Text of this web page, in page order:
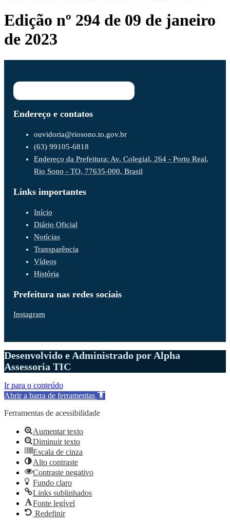
Edição nº 294 de 09 de janeiro
de 2023
Endereço e contatos
ouvidoria@riosono.to.gov.br
(63) 99105-6818
Endereço da Prefeitura: Av. Colegial, 264 - Porto Real,
Rio Sono - TO, 77635-000, Brasil
Links importantes
Início
Diário Oficial
Notícias
Transparência
Vídeos
História
Prefeitura nas redes sociais
Instagram
Desenvolvido e Administrado por Alpha
Assessoria TIC
Ir para o conteúdo
Abrir a barra de ferramentas
Ferramentas de acessibilidade
Aumentar texto
Diminuir texto
Escala de cinza
Alto contraste
Contraste negativo
Fundo claro
Links sublinhados
Fonte legível
Redefinir